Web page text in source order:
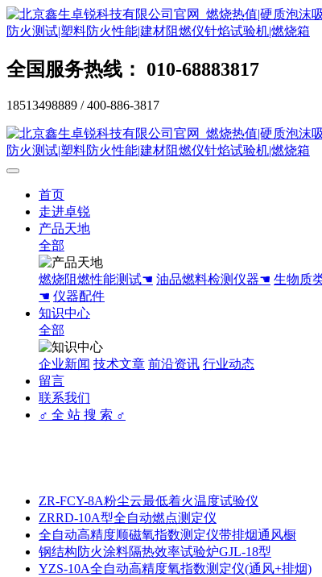
全国服务热线： 010-68883817
18513498889 / 400-886-3817
首页
走进卓锐
产品天地
全部
燃烧阻燃性能测试☚ 油品燃料检测仪器☚ 生物质
☚ 仪器配件
知识中心
全部
企业新闻 技术文章 前沿资讯 行业动态
留言
联系我们
♂ 全 站 搜 索 ♂
ZR-FCY-8A粉尘云最低着火温度试验仪
ZRRD-10A型全自动燃点测定仪
全自动高精度顺磁氧指数测定仪带排烟通风橱
钢结构防火涂料隔热效率试验炉GJL-18型
YZS-10A全自动高精度氧指数测定仪(通风+排烟)